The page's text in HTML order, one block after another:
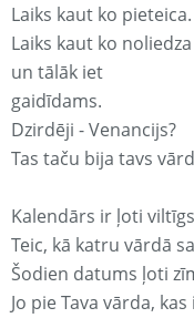
Laiks kaut ko pieteica.
Laiks kaut ko noliedza
un tālāk iet
gaidīdams.
Dzirdēji - Venancijs?
Tas taču bija tavs
Kalendārs ir ļoti
Teic, kā katru vārdā
Šodien datums ļoti
Jo pie Tava vārda,